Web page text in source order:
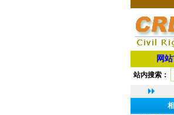
网
站内搜索：